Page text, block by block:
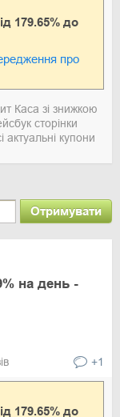
179.65% до
про
Каса зі знижкою
сторінки
актуальні купони
Отримувати
на день -
+1
179.65% до